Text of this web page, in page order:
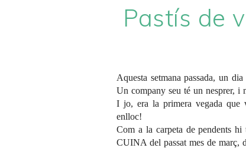
Pastís de
Aquesta setmana passada, un
Un company seu té un nesprer, i
I jo, era la primera vegada que
enlloc!
Com a la carpeta de pendents
CUINA del passat mes de